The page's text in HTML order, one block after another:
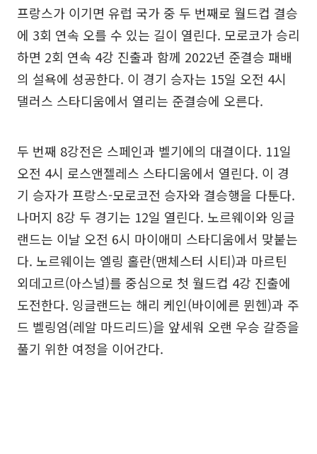
프랑스가 이기면 유럽 국가 중 두 번째로 월드컵 결승
에 3회 연속 오를 수 있는 길이 열린다. 모로코가 승리
하면 2회 연속 4강 진출과 함께 2022년 준결승 패배
의 설욕에 성공한다. 이 경기 승자는 15일 오전 4시
댈러스 스타디움에서 열리는 준결승에 오른다.
두 번째 8강전은 스페인과 벨기에의 대결이다. 11일
오전 4시 로스앤젤레스 스타디움에서 열린다. 이 경
기 승자가 프랑스-모로코전 승자와 결승행을 다툰다.
나머지 8강 두 경기는 12일 열린다. 노르웨이와 잉글
랜드는 이날 오전 6시 마이애미 스타디움에서 맞붙는
다. 노르웨이는 엘링 홀란(맨체스터 시티)과 마르틴
외데고르(아스널)를 중심으로 첫 월드컵 4강 진출에
도전한다. 잉글랜드는 해리 케인(바이에른 뮌헨)과 주
드 벨링엄(레알 마드리드)을 앞세워 오랜 우승 갈증을
풀기 위한 여정을 이어간다.